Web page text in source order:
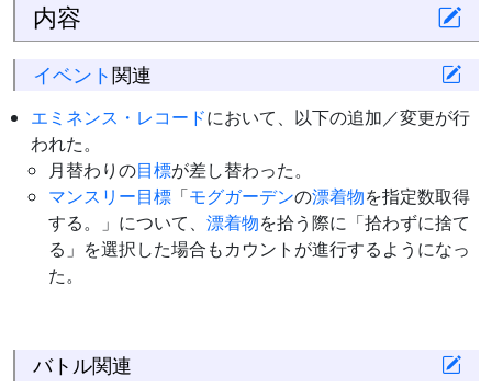
内容
イベント関連
エミネンス・レコードにおいて、以下の追加／変更が行
われた。
月替わりの目標が差し替わった。
マンスリー目標 「モグガーデンの漂着物を指定数取得
する。」について、 漂着物を拾う際に「拾わずに捨て
る」を選択した場合もカウントが進行するようになっ
た。
バトル関連